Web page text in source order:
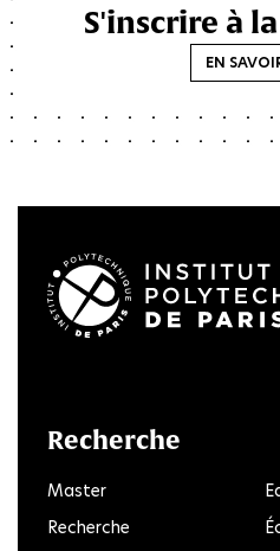
S'inscrire à
EN
Recherche
Master
Recherche